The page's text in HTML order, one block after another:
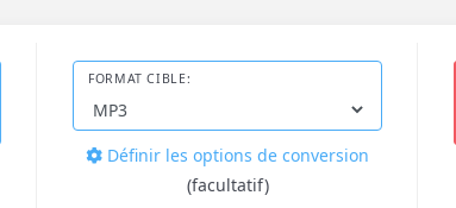
FORMAT CIBLE:
Définir les options de conversion
(facultatif)